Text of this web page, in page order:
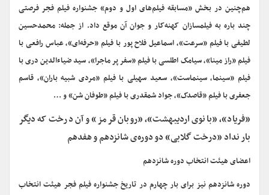
هم‌چنین در بخش «مسابقه فیلم‌های اول و دوم» جشنواره فیلم فجر فرصتی
چند باره به فیلمسازان کهنه‌کار و جوان آن موقع داد. از جمله: محمدحسین
لطیفی با فیلم «سرعت»، اسماعیل فلاح پور با فیلم «حرفه‌ای»، عباس رافعی با
فیلم «راز مینا»، سیامک اطلسی با فیلم «سفر پر ماجرا»، سید ضیاءالدین دری با
فیلم «سینما، سینماست»، سعید سهیلی با فیلم «مردی شبیه باران»، قاسم
جعفری با فیلم «قاصدک»، جواد شمقدری با فیلم «طوفان شن» و …
«فریاد»، «بانوی اردیبهشت»، «روبان قرمز» و آن درخت که دیگر
بار نداد «درخت گلابی» دو دوره‌ی شانزدهم و هفدهم
اعضای هیئت انتخاب دوره شانزدهم
دوره شانزدهم نیز برای بار چهارم در تاریخ جشنواره فیلم فجر هیئت انتخاب